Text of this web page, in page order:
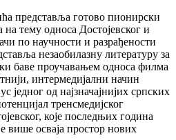
представља готово пионирски
тему односа Достојевског и
по научности и разрађености
незаобилазну литературу за
баве проучавањем односа филма
интермедијални начин
једног од најзначајнијих српских
тренсмедијског
које последњих година
више осваја простор нових